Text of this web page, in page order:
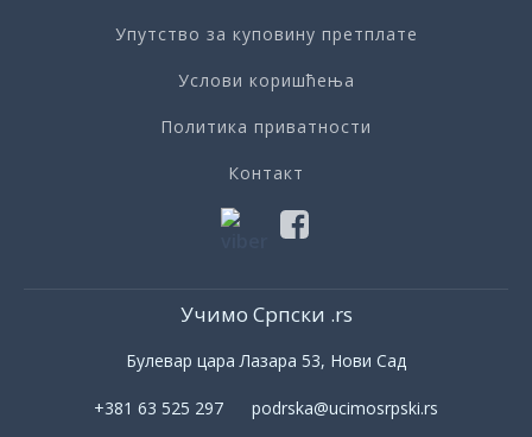
Упутство за куповину претплате
Услови коришћења
Политика приватности
Контакт
Учимо Српски .rs
Булевар цара Лазара 53, Нови Сад
+381 63 525 297 podrska@ucimosrpski.rs